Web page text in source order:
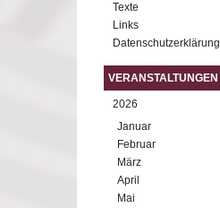
Texte
Links
Datenschutzerklärung
VERANSTALTUNGEN
2026
Januar
Februar
März
April
Mai